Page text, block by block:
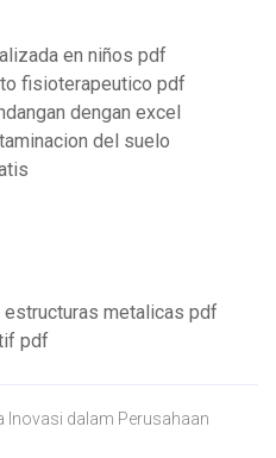
en niños pdf
fisioterapeutico pdf
dengan excel
del suelo
estructuras metalicas pdf
pdf
Inovasi dalam Perusahaan